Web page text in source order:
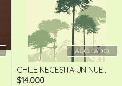
AGOTADO
CHILE NECESITA UN NUE...
$14.000